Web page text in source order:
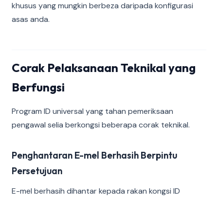
khusus yang mungkin berbeza daripada konfigurasi
asas anda.
Corak Pelaksanaan Teknikal yang
Berfungsi
Program ID universal yang tahan pemeriksaan
pengawal selia berkongsi beberapa corak teknikal.
Penghantaran E-mel Berhasih Berpintu
Persetujuan
E-mel berhasih dihantar kepada rakan kongsi ID